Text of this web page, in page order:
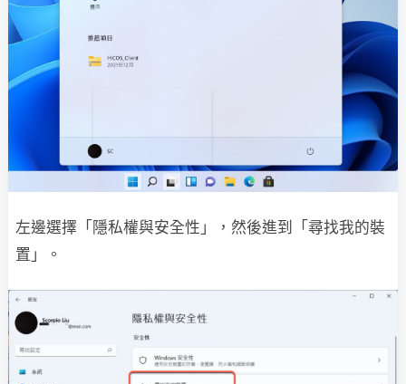
左邊選擇「隱私權與安全性」，然後進到「尋找我的裝
置」。